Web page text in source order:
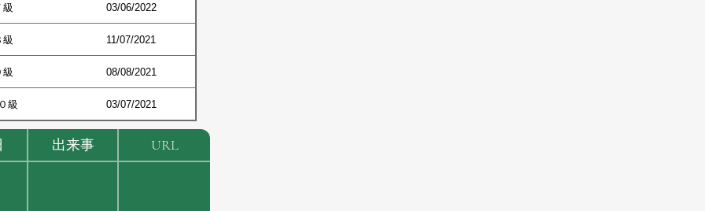
級 03/06/2022
級 11/07/2021
級 08/08/2021
級 03/07/2021
出来事 URL